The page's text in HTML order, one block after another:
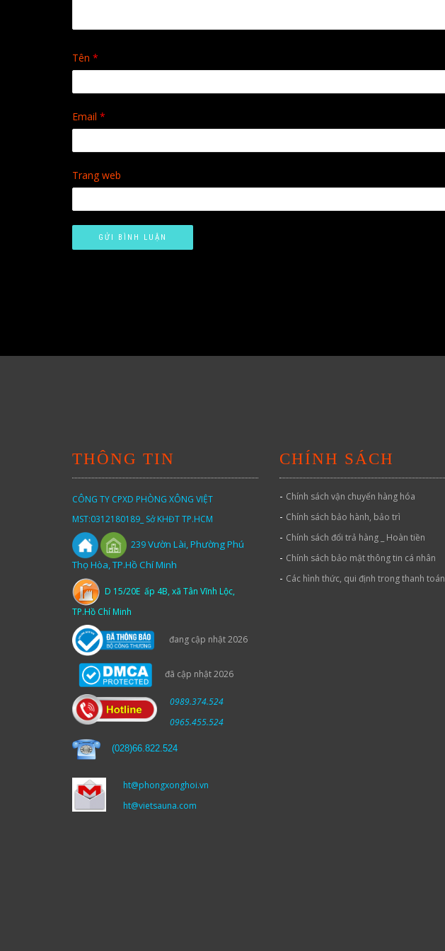
Tên *
Email *
Trang web
THÔNG TIN
CÔNG TY CPXD PHÒNG XÔNG VIỆT
MST:0312180189_ Sở KHĐT TP.HCM
239Vườn Lài,Phường Phú
Thọ Hòa, TP.Hồ Chí Minh
D 15/20E ấp 4B, xã Tân Vĩnh Lộc,
TP.Hồ Chí Minh
đang cập nhật 2026
đã cập nhật 2026
0989.374.524
0965.455.524
(028)66.822.524
ht@phongxonghoi.vn
ht@vietsauna.com
CHÍNH SÁCH
- Chính sách vận chuyển hàng hóa
- Chính sách bảo hành, bảo trì
- Chính sách đổi trả hàng _ Hoàn tiền
- Chính sách bảo mật thông tin cá nhân
- Các hình thức, qui định trong thanh toán